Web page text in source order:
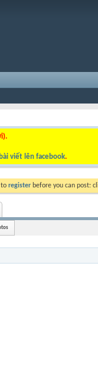
viết lên facebook.
to register before you can post: